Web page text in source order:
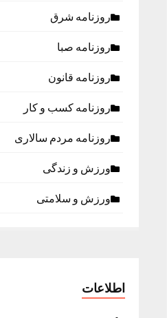
روزنامه شرق
روزنامه صبا
روزنامه قانون
روزنامه كسب و كار
روزنامه مردم سالاری
ورزش و زندگی
ورزش و سلامتی
اطلاعات